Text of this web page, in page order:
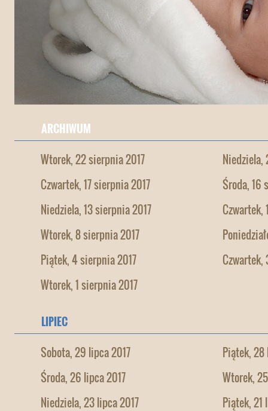
ARCHIWUM
Wtorek, 22 sierpnia 2017
Niedziela,
Czwartek, 17 sierpnia 2017
Środa, 16
Niedziela, 13 sierpnia 2017
Czwartek,
Wtorek, 8 sierpnia 2017
Piątek, 4 sierpnia 2017
Czwartek,
Wtorek, 1 sierpnia 2017
LIPIEC
Sobota, 29 lipca 2017
Piątek, 28
Środa, 26 lipca 2017
Wtorek,
Niedziela, 23 lipca 2017
Piątek, 21